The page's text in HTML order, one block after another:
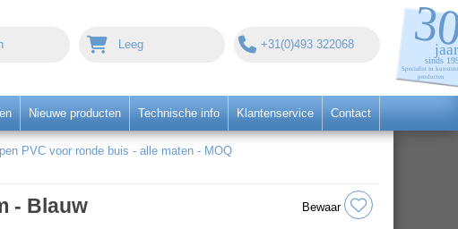
Leeg +31(0)493 322068
Nieuwe producten Technische info Klantenservice Contact
PVC voor ronde buis - alle maten - MOQ
- Blauw Bewaar